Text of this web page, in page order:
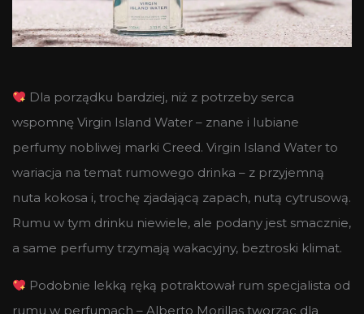
Dla porządku bardziej, niż z potrzeby serca
wspomnę Virgin Island Water – znane i lubiane
perfumy nobliwej marki Creed. Virgin Island Water to
wariacja na temat rumowego drinka – z przyjemną
nuta kokosa i, trochę zjadającą zapach, nutą cytrusową.
Rumu w tym drinku niewiele, ale podany jest smacznie,
a same perfumy trzymają wakacyjny, beztroski klimat.
Podobnie lekką ręką potraktował rum specjalista od
rumu w perfumach – Alberto Morillas tworząc dla